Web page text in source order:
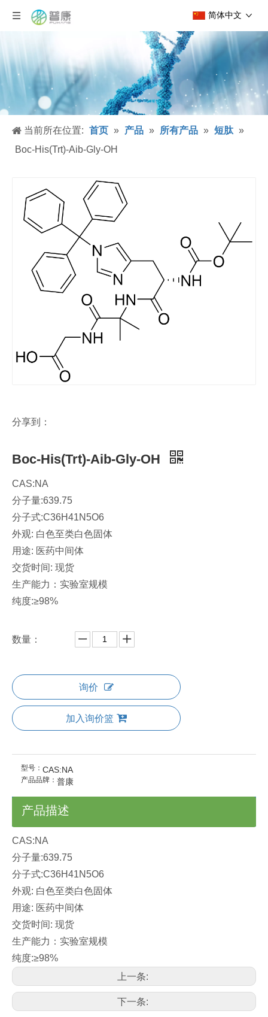
简体中文
当前所在位置: 首页 » 产品 » 所有产品 » 短肽 »
Boc-His(Trt)-Aib-Gly-OH
分享到：
Boc-His(Trt)-Aib-Gly-OH
CAS:NA
分子量:639.75
分子式:C36H41N5O6
外观: 白色至类白色固体
用途: 医药中间体
交货时间: 现货
生产能力：实验室规模
纯度:≥98%
数量：
询价
加入询价篮
型号： CAS:NA
产品品牌： 普康
产品描述
CAS:NA
分子量:639.75
分子式:C36H41N5O6
外观: 白色至类白色固体
用途: 医药中间体
交货时间: 现货
生产能力：实验室规模
纯度:≥98%
上一条:
下一条: